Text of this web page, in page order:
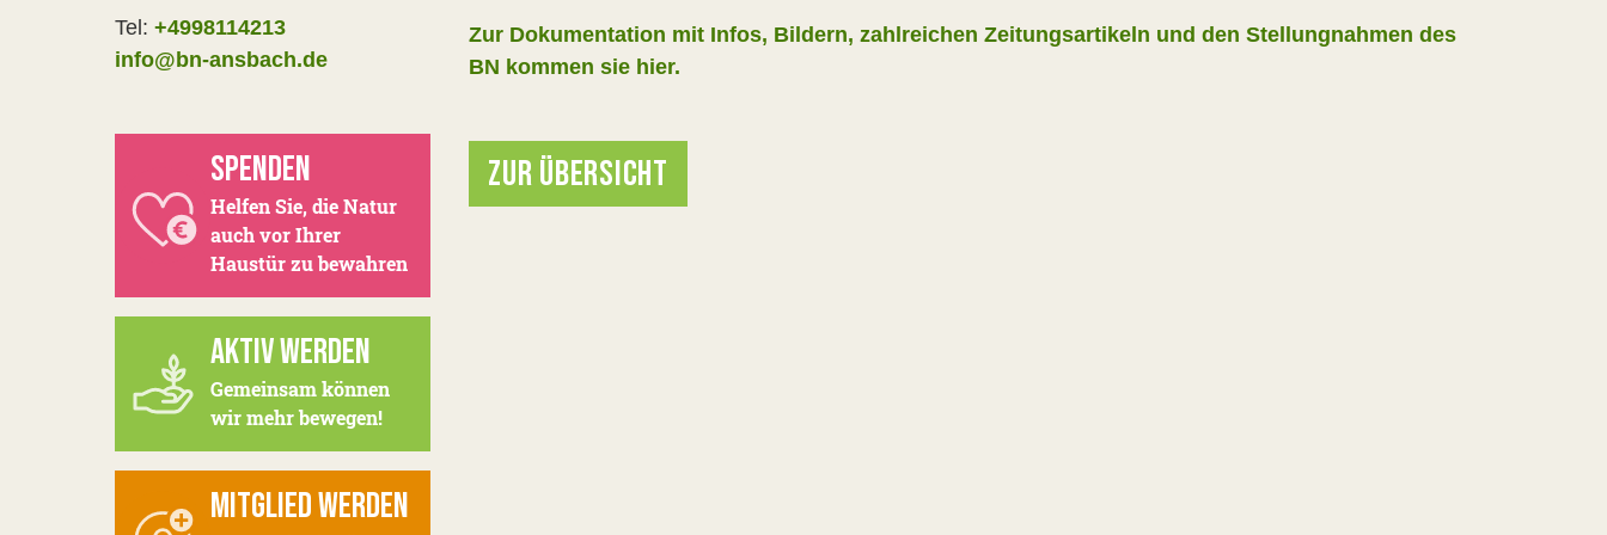
Zur Dokumentation mit Infos, Bildern, zahlreichen Zeitungsartikeln und den Stellungnahmen des
BN kommen sie hier.
ZUR ÜBERSICHT
Tel: +4998114213
info@bn-ansbach.de
SPENDEN
Helfen Sie, die Natur
auch vor Ihrer
Haustür zu bewahren
AKTIV WERDEN
Gemeinsam können
wir mehr bewegen!
MITGLIED WERDEN